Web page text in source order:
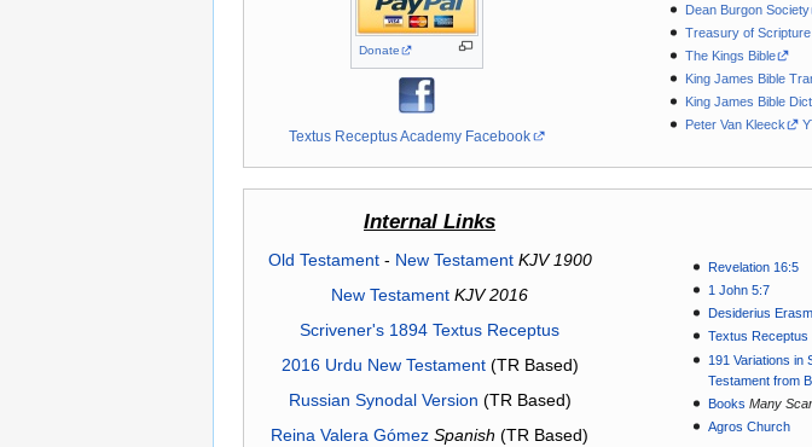
Donate
Textus Receptus Academy Facebook
Dean Burgon Society
Treasury of
The Kings Bible
King James Bible
King James Bible
Peter Van Kleeck
Internal Links
Old Testament- New Testament KJV 1900
New Testament KJV 2016
Scrivener's 1894 Textus Receptus
2016 Urdu New Testament(TR Based)
Russian Synodal Version (TR Based)
Reina Valera Gómez Spanish (TR Based)
Revelation 16:5
1 John 5:7
Desiderius
Textus Receptus
191 Variations in
Testament from
Books Many
Agros Church